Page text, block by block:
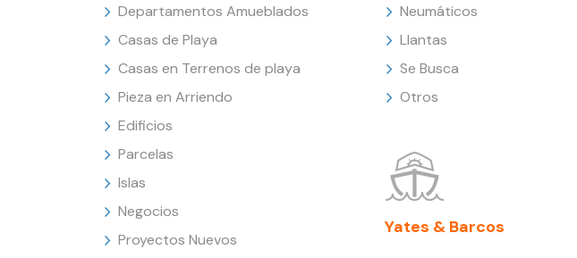
Departamentos Amueblados
Casas de Playa
Casas en Terrenos de playa
Pieza en Arriendo
Edificios
Parcelas
Islas
Negocios
Proyectos Nuevos
Neumáticos
Llantas
Se Busca
Otros
Yates & Barcos